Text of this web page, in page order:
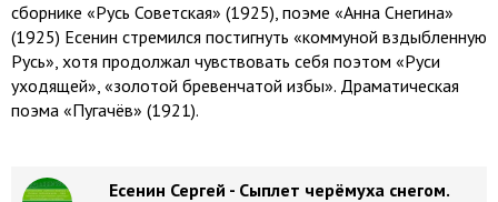
сборнике «Русь Советская» (1925), поэме «Анна Снегина»
(1925) Есенин стремился постигнуть «коммуной вздыбленную
Русь», хотя продолжал чувствовать себя поэтом «Руси
уходящей», «золотой бревенчатой избы». Драматическая
поэма «Пугачёв» (1921).
Есенин Сергей - Сыплет черёмуха снегом.